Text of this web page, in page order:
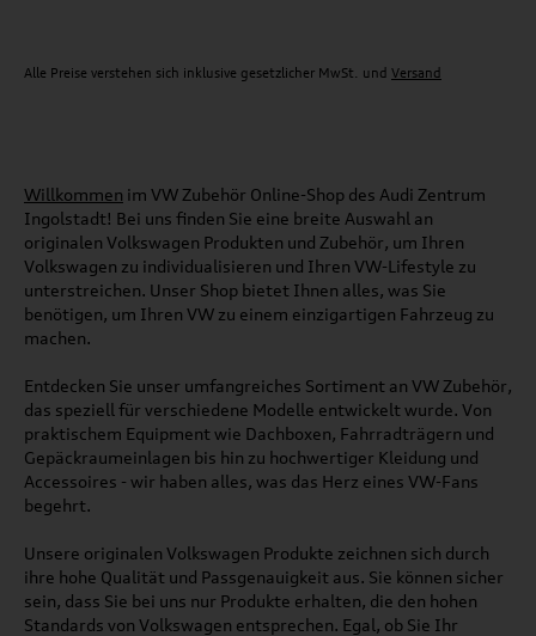
Alle Preise verstehen sich inklusive gesetzlicher MwSt. und Versand
Willkommen im VW Zubehör Online-Shop des Audi Zentrum
Ingolstadt! Bei uns finden Sie eine breite Auswahl an
originalen Volkswagen Produkten und Zubehör, um Ihren
Volkswagen zu individualisieren und Ihren VW-Lifestyle zu
unterstreichen. Unser Shop bietet Ihnen alles, was Sie
benötigen, um Ihren VW zu einem einzigartigen Fahrzeug zu
machen.
Entdecken Sie unser umfangreiches Sortiment an VW Zubehör,
das speziell für verschiedene Modelle entwickelt wurde. Von
praktischem Equipment wie Dachboxen, Fahrradträgern und
Gepäckraumeinlagen bis hin zu hochwertiger Kleidung und
Accessoires - wir haben alles, was das Herz eines VW-Fans
begehrt.
Unsere originalen Volkswagen Produkte zeichnen sich durch
ihre hohe Qualität und Passgenauigkeit aus. Sie können sicher
sein, dass Sie bei uns nur Produkte erhalten, die den hohen
Standards von Volkswagen entsprechen. Egal, ob Sie Ihr